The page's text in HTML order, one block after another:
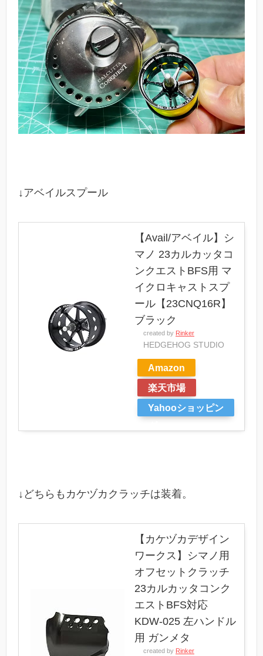
↓アベイルスプール
【Avail/アベイル】シ
マノ 23カルカッタコ
ンクエストBFS用 マ
イクロキャストスプ
ール【23CNQ16R】
ブラック
created by Rinker
HEDGEHOG STUDIO
Amazon
楽天市場
Yahooショッピン
↓どちらもカケヅカクラッチは装着。
【カケヅカデザイン
ワークス】シマノ用
オフセットクラッチ
23カルカッタコンク
エストBFS対応
KDW-025 左ハンドル
用 ガンメタ
created by Rinker